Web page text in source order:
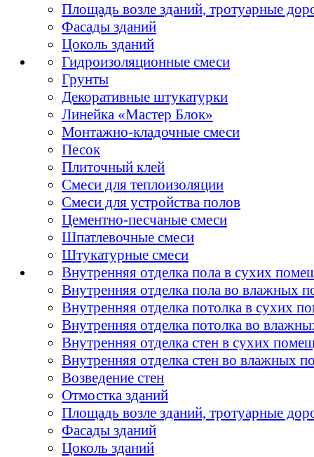
Площадь возле зданий, тротуарные
Фасады зданий
Цоколь зданий
Гидроизоляционные смеси
Грунты
Декоративные штукатурки
Линейка «Мастер Блок»
Монтажно-кладочные смеси
Песок
Плиточный клей
Смеси для теплоизоляции
Смеси для устройства полов
Цементно-песчаные смеси
Шпатлевочные смеси
Штукатурные смеси
Внутренняя отделка пола в сухих
Внутренняя отделка пола во влажных
Внутренняя отделка потолка в сухих
Внутренняя отделка потолка во
Внутренняя отделка стен в сухих
Внутренняя отделка стен во влажных
Возведение стен
Отмостка зданий
Площадь возле зданий, тротуарные
Фасады зданий
Цоколь зданий